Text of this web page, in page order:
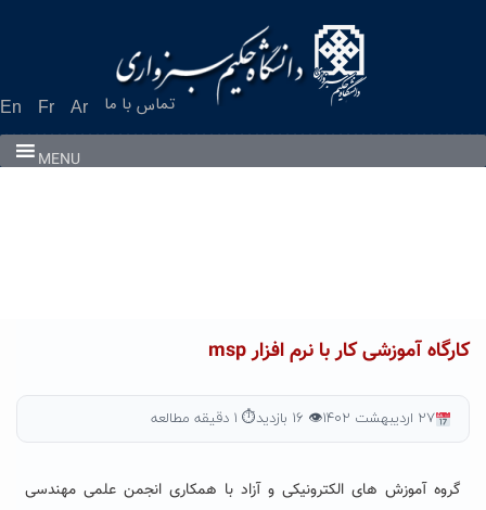
En Fr Ar تماس با ما
MENU
کارگاه آموزشی کار با نرم افزار msp
۲۷ اردیبهشت ۱۴۰۲ 👁 ۱۶ بازدید ⏱ ۱ دقیقه مطالعه
گروه آموزش های الکترونیکی و آزاد با همکاری انجمن علمی مهندسی